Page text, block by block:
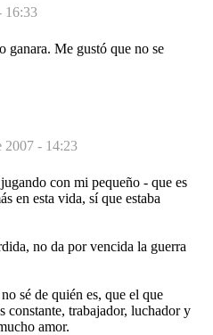
16:33
ganara. Me gustó que no se
2007 - 14:23
con mi pequeño - que es
en esta vida, sí que estaba
no da por vencida la guerra
sé de quién es, que el que
constante, trabajador, luchador y
amor.